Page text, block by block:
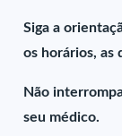
Siga a
os horários, as
Não
seu médico.